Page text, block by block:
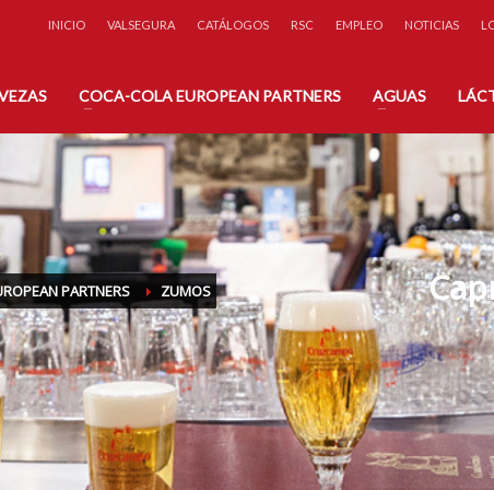
INICIO VALSEGURA CATÁLOGOS RSC EMPLEO NOTICIAS
COCA-COLA EUROPEAN PARTNERS AGUAS
PARTNERS
ZUMOS